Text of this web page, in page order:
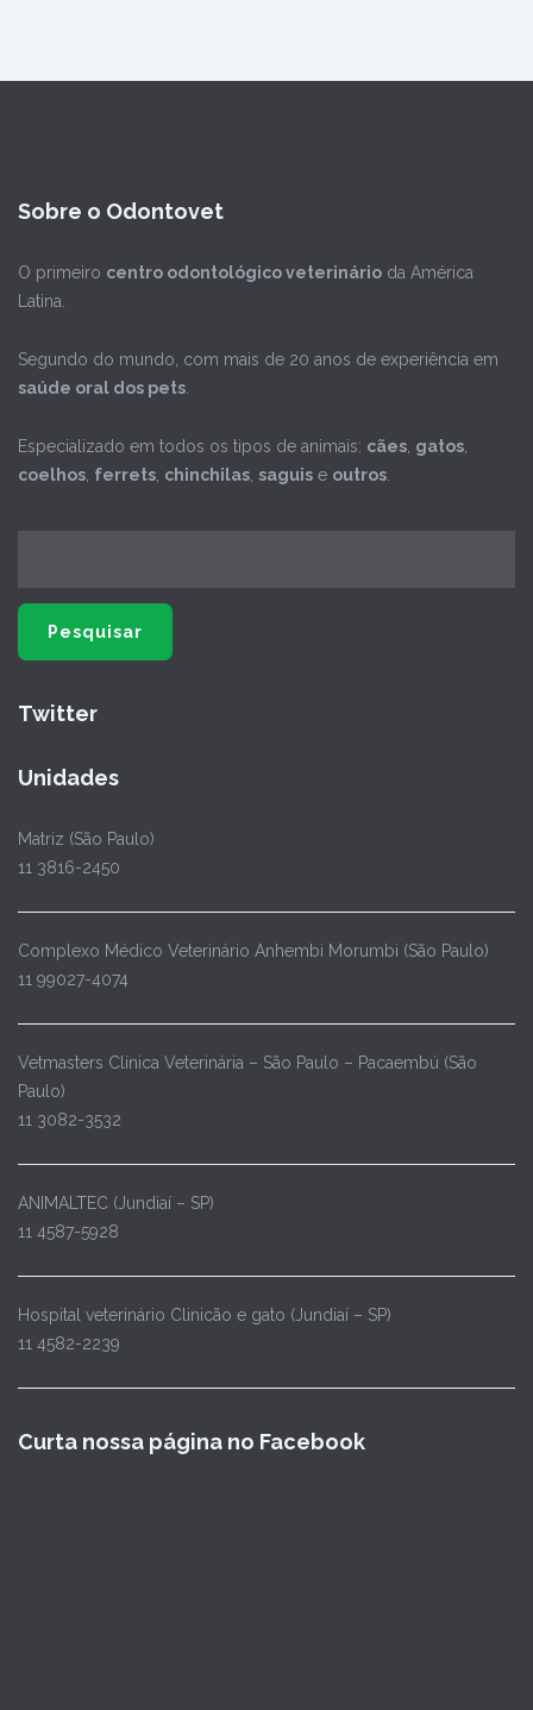
Sobre o Odontovet
O primeiro centro odontológico veterinário da América
Latina.
Segundo do mundo, com mais de 20 anos de experiência em
saúde oral dos pets.
Especializado em todos os tipos de animais: cães, gatos,
coelhos, ferrets, chinchilas, saguis e outros.
Twitter
Unidades
Matriz (São Paulo)
11 3816-2450
Complexo Médico Veterinário Anhembi Morumbi (São Paulo)
11 99027-4074
Vetmasters Clínica Veterinária – São Paulo – Pacaembú (São
Paulo)
11 3082-3532
ANIMALTEC (Jundiaí – SP)
11 4587-5928
Hospital veterinário Clinicão e gato (Jundiaí – SP)
11 4582-2239
Curta nossa página no Facebook